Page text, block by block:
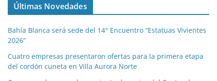
Últimas Novedades
Bahía Blanca será sede del 14° Encuentro “Estatuas Vivientes
2026”
Cuatro empresas presentaron ofertas para la primera etapa
del cordón cuneta en Villa Aurora Norte